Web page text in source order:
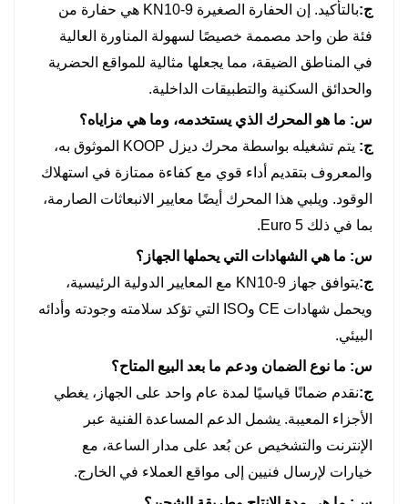
ج:
بالتأكيد. إن الحفارة الصغيرة KN10-9 هي حفارة من
فئة طن واحد مصممة خصيصًا لسهولة المناورة العالية
في المناطق الضيقة، مما يجعلها مثالية للمواقع الحضرية
والحدائق السكنية والتطبيقات الداخلية.
س: ما هو المحرك الذي يستخدمه، وما هي مزاياه؟
ج:
يتم تشغيله بواسطة محرك ديزل KOOP الموثوق به،
والمعروف بتقديم أداء قوي مع كفاءة ممتازة في استهلاك
الوقود. ويلبي هذا المحرك أيضًا معايير الانبعاثات الصارمة،
بما في ذلك Euro 5.
س: ما هي الشهادات التي يحملها الجهاز؟
ج:
يتوافق جهاز KN10-9 مع المعايير الدولية الرئيسية،
ويحمل شهادات CE وISO التي تؤكد سلامته وجودته وأدائه
البيئي.
س: ما نوع الضمان ودعم ما بعد البيع المتاح؟
ج:نقدم ضمانًا قياسيًا لمدة عام واحد على الجهاز، يغطي
الأجزاء المعيبة. يشمل الدعم المساعدة الفنية عبر
الإنترنت والتشخيص عن بُعد على مدار الساعة، مع
خيارات لإرسال فنيين إلى مواقع العملاء في الخارج.